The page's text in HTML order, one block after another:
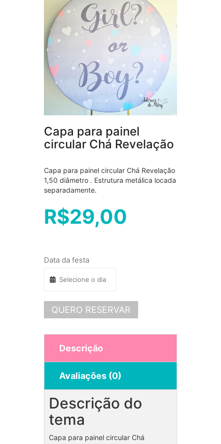
Capa para painel
circular Chá Revelação
Capa para painel circular Chá Revelação
1,50 diâmetro . Estrutura metálica locada
separadamente.
R$29,00
Data da festa
QUERO RESERVAR
Descrição
Avaliações (0)
Descrição do
tema
Capa para painel circular Chá